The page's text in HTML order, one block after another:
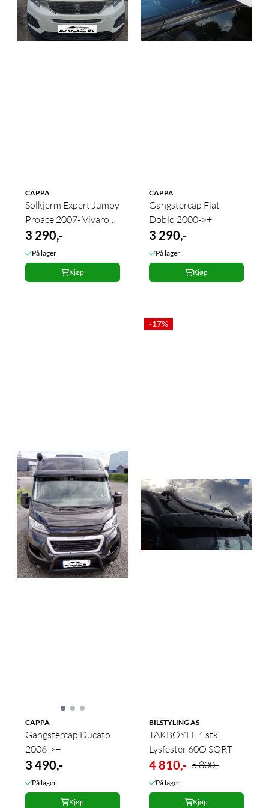
CAPPA
Solkjerm Expert Jumpy
Proace 2007- Vivaro
2016->
3 290,-
På lager
Kjøp
CAPPA
Gangstercap Fiat
Doblo 2000->+
3 290,-
På lager
Kjøp
CAPPA
Gangstercap Ducato
2006->+
3 490,-
På lager
Kjøp
-17%
BILSTYLING AS
TAKBØYLE 4 stk.
Lysfester 60Ø SORT
4 810,- 5 800,-
På lager
Kjøp